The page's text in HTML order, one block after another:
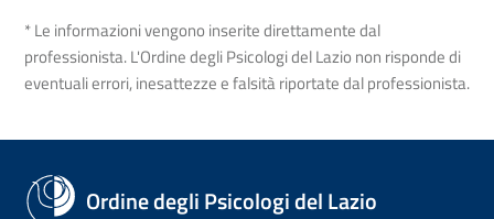
* Le informazioni vengono inserite direttamente dal
professionista. L'Ordine degli Psicologi del Lazio non risponde di
eventuali errori, inesattezze e falsità riportate dal professionista.
Ordine degli Psicologi del Lazio